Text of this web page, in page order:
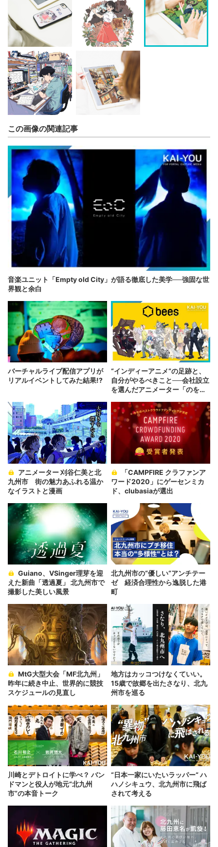
この画像の関連記事
音楽ユニット「Empty old City」が語る徹底した美学──強固な世
界観と余白
バーチャルライブ配信アプリが
リアルイベントしてみた結果!?
“インディーアニメ“の足跡と、
自分がやるべきこと──会社設立
を選んだアニメーター「のを
九州市 街の魅力あふれる温か
なイラストと漫画
ワード2020」にゲーセンミカ
ド、clubasiaが選出
えた新曲「透過夏」 北九州市で
撮影した美しい風景
北九州市の“優しい“アンチテー
ゼ 経済合理性から逸脱した港
町
昨年に続き中止、世界的に競技
スケジュールの見直し
地方はカッコつけなくていい。
15歳で故郷を出たさなり、北九
州市を巡る
川崎とデトロイトに学べ？ バン
ドマンと役人が地元“北九州
市“の本音トーク
“日本一家にいたいラッパー“ ハ
ハノシキュウ、北九州市に飛ば
されて考える